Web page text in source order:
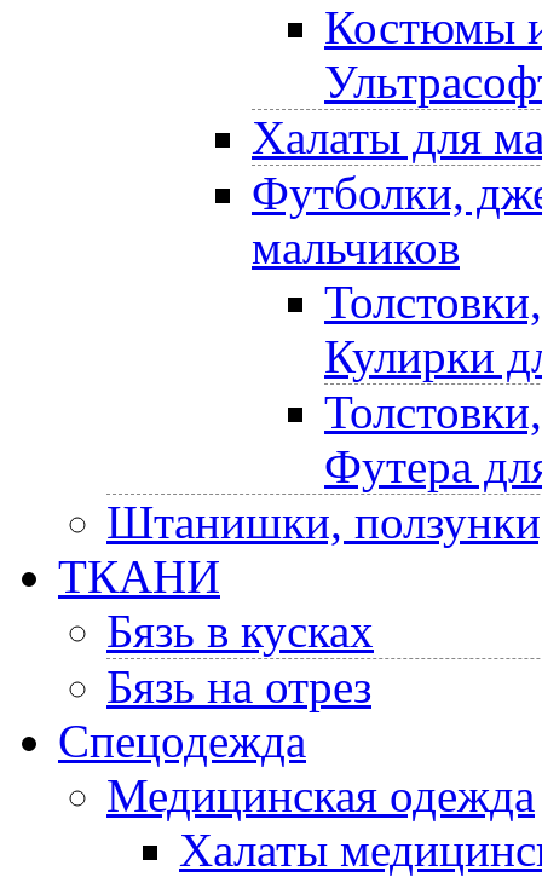
Костюмы
Халаты для
Футболки,
мальчиков
Кулирки
Футера
Штанишки,
ТКАНИ
Бязь в кусках
Бязь на отрез
Спецодежда
Медицинская одежда
Халаты